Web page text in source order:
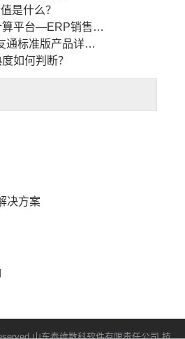
是什么？
算平台—ERP销售…
通标准版产品详…
如何判断？
决方案
山东泰维数科软件有限责任公司 技